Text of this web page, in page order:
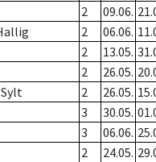
2 09.06.
2 06.06.
2 13.05.
2 26.05.
2 26.05.
3 30.05.
3 06.06.
2 24.05.